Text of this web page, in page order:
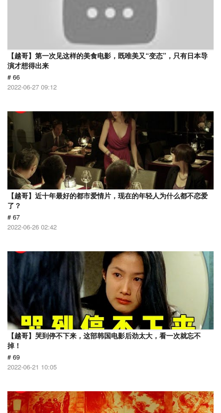
【越哥】第一次见这样的美食电影，既唯美又“变态”，只有日本导
演才想得出来
# 66
2022-06-27 09:12
【越哥】近十年最好的都市爱情片，现在的年轻人为什么都不恋爱
了？
# 67
2022-06-26 02:42
【越哥】哭到停不下来，这部韩国电影后劲太大，看一次就忘不
掉！
# 69
2022-06-21 10:05